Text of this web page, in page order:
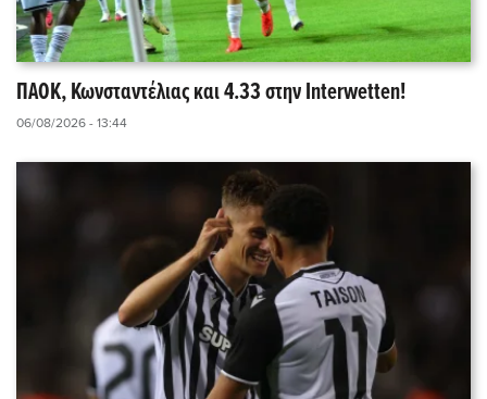
ΠΑΟΚ, Κωνσταντέλιας και 4.33 στην Interwetten!
06/08/2026 - 13:44